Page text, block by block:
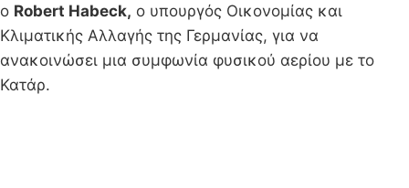
ο Robert Habeck, ο υπουργός Οικονομίας και
Κλιματικής Αλλαγής της Γερμανίας, για να
ανακοινώσει μια συμφωνία φυσικού αερίου με το
Κατάρ.